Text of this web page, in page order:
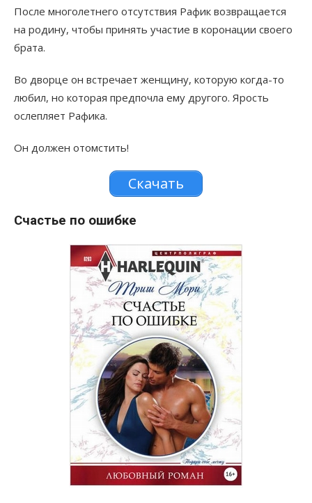
После многолетнего отсутствия Рафик возвращается
на родину, чтобы принять участие в коронации своего
брата.
Во дворце он встречает женщину, которую когда-то
любил, но которая предпочла ему другого. Ярость
ослепляет Рафика.
Он должен отомстить!
Скачать
Счастье по ошибке